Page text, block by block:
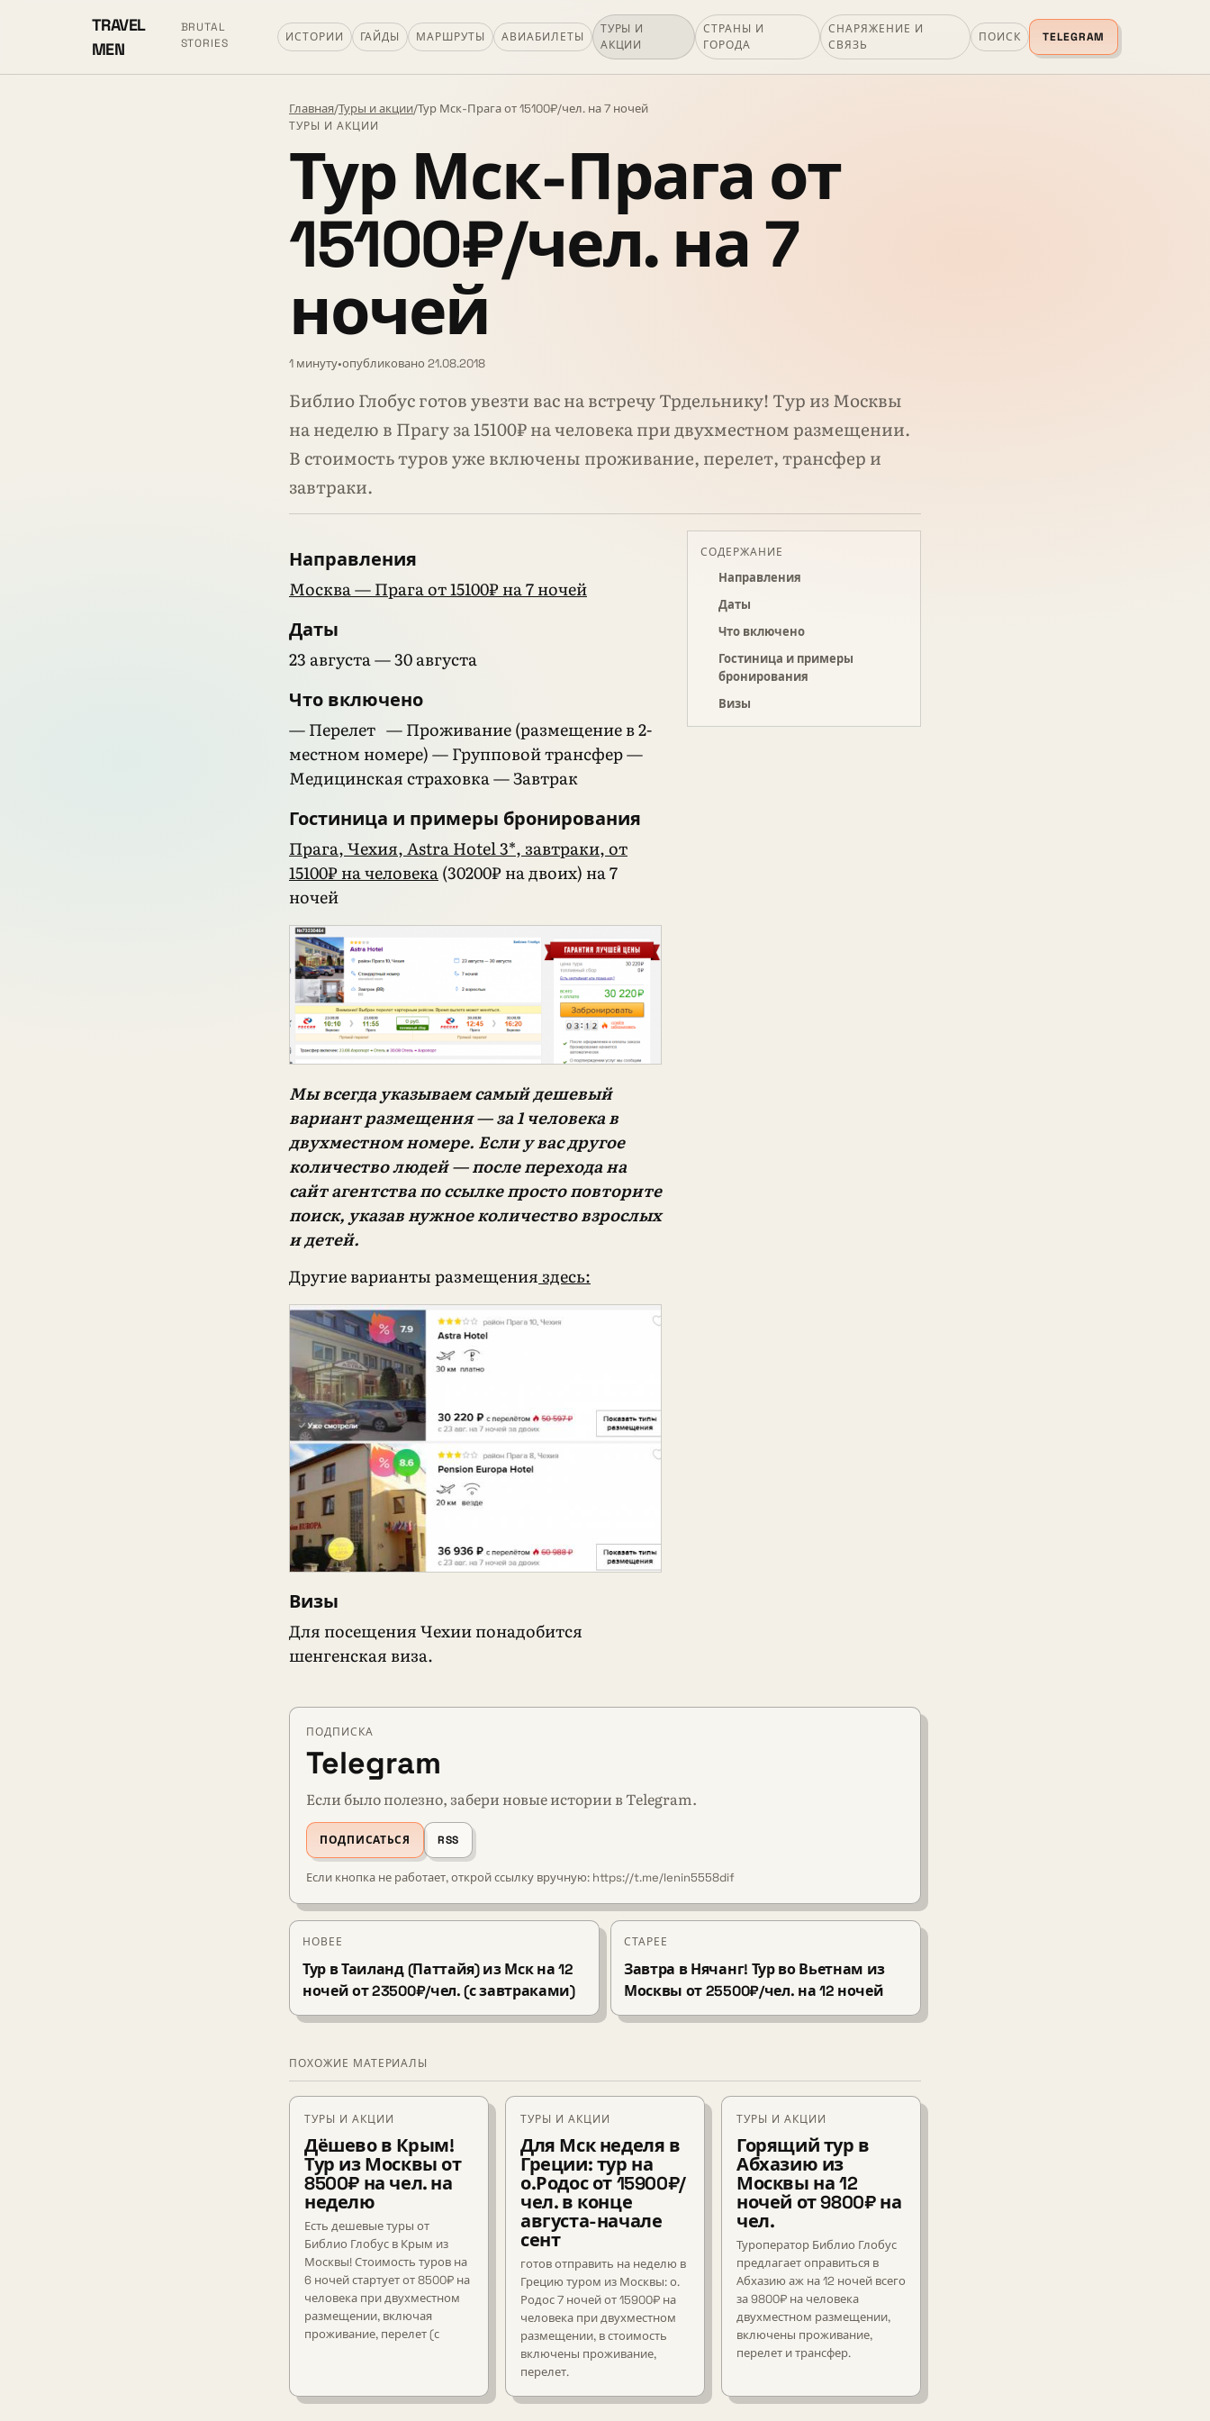
TRAVEL
MEN
BRUTAL
STORIES
ИСТОРИИ ГАЙДЫ МАРШРУТЫ АВИАБИЛЕТЫ
ТУРЫ И
АКЦИИ
СТРАНЫ И
ГОРОДА
СНАРЯЖЕНИЕ И
СВЯЗЬ
ПОИСК TELEGRAM
Главная/Туры и акции/Тур Мск-Прага от 15100₽/чел. на 7 ночей
ТУРЫ И АКЦИИ
Тур Мск-Прага от
15100₽/чел. на 7
ночей
1 минуту•опубликовано 21.08.2018
Библио Глобус готов увезти вас на встречу Трдельнику! Тур из Москвы
на неделю в Прагу за 15100₽ на человека при двухместном размещении.
В стоимость туров уже включены проживание, перелет, трансфер и
завтраки.
Направления
Москва — Прага от 15100₽ на 7 ночей
Даты
23 августа — 30 августа
Что включено
— Перелет — Проживание (размещение в 2-
местном номере) — Групповой трансфер —
Медицинская страховка — Завтрак
Гостиница и примеры бронирования
Прага, Чехия, Astra Hotel 3*, завтраки, от
15100₽ на человека(30200₽ на двоих) на 7
ночей
Мы всегда указываем самый дешевый
вариант размещения — за 1 человека в
двухместном номере. Если у вас другое
количество людей — после перехода на
сайт агентства по ссылке просто повторите
поиск, указав нужное количество взрослых
и детей.
Другие варианты размещения здесь:
Визы
Для посещения Чехии понадобится
шенгенская виза.
СОДЕРЖАНИЕ
Направления
Даты
Что включено
Гостиница и примеры
бронирования
Визы
ПОДПИСКА
Telegram
Если было полезно, забери новые истории в Telegram.
ПОДПИСАТЬСЯ RSS
Если кнопка не работает, открой ссылку вручную: https://t.me/lenin5558dif
НОВЕЕ
Тур в Таиланд (Паттайя) из Мск на 12
ночей от 23500₽/чел. (с завтраками)
СТАРЕЕ
Завтра в Нячанг! Тур во Вьетнам из
Москвы от 25500₽/чел. на 12 ночей
ПОХОЖИЕ МАТЕРИАЛЫ
ТУРЫ И АКЦИИ
Дёшево в Крым!
Тур из Москвы от
8500₽ на чел. на
неделю
Есть дешевые туры от
Библио Глобус в Крым из
Москвы! Стоимость туров на
6 ночей стартует от 8500₽ на
человека при двухместном
размещении, включая
проживание, перелет (с
ТУРЫ И АКЦИИ
Для Мск неделя в
Греции: тур на
о.Родос от 15900₽/
чел. в конце
августа-начале
сент
готов отправить на неделю в
Грецию туром из Москвы: о.
Родос 7 ночей от 15900₽ на
человека при двухместном
размещении, в стоимость
включены проживание,
перелет.
ТУРЫ И АКЦИИ
Горящий тур в
Абхазию из
Москвы на 12
ночей от 9800₽ на
чел.
Туроператор Библио Глобус
предлагает оправиться в
Абхазию аж на 12 ночей всего
за 9800₽ на человека
двухместном размещении,
включены проживание,
перелет и трансфер.